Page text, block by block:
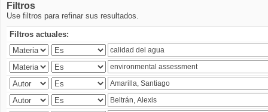
Filtros
Use filtros para refinar sus resultados.
Filtros actuales: